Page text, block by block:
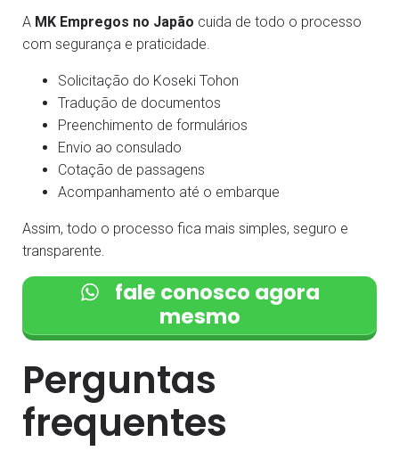
A MK Empregos no Japão cuida de todo o processo
com segurança e praticidade.
Solicitação do Koseki Tohon
Tradução de documentos
Preenchimento de formulários
Envio ao consulado
Cotação de passagens
Acompanhamento até o embarque
Assim, todo o processo fica mais simples, seguro e
transparente.
fale conosco agora
mesmo
Perguntas
frequentes